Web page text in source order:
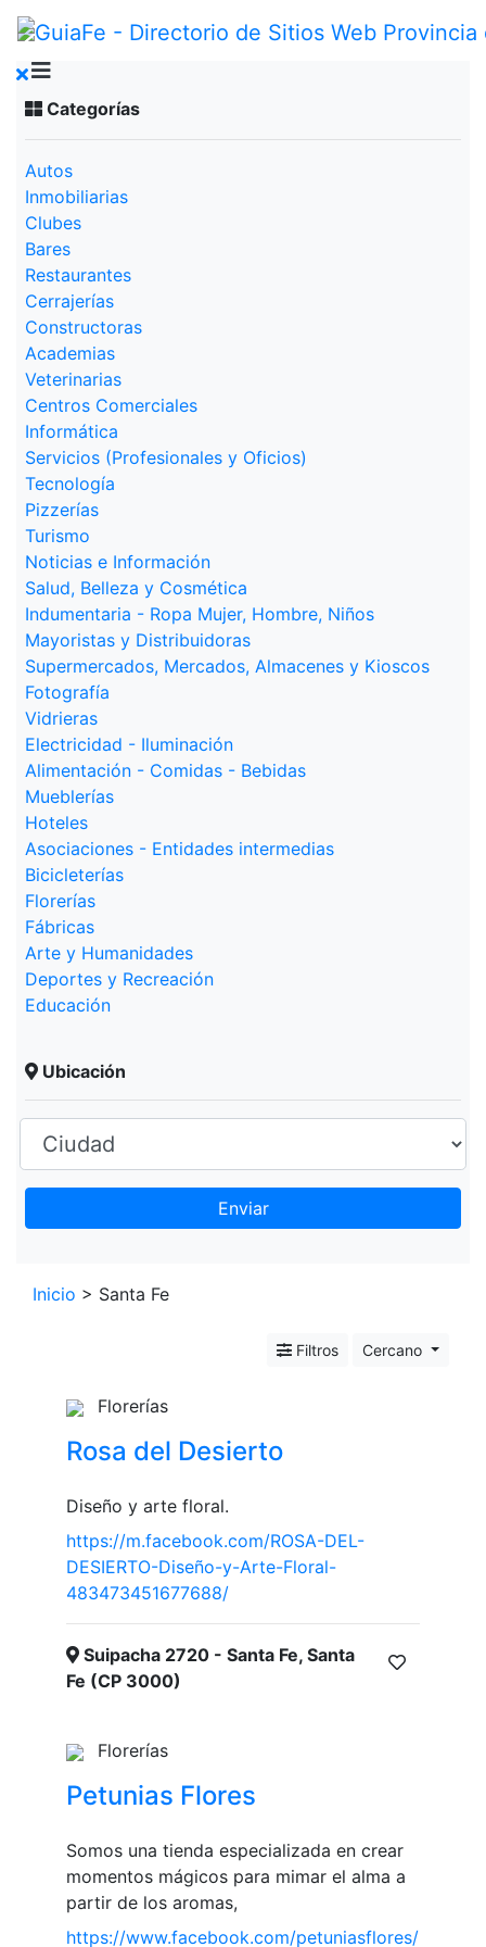
Categorías
Autos
Inmobiliarias
Clubes
Bares
Restaurantes
Cerrajerías
Constructoras
Academias
Veterinarias
Centros Comerciales
Informática
Servicios (Profesionales y Oficios)
Tecnología
Pizzerías
Turismo
Noticias e Información
Salud, Belleza y Cosmética
Indumentaria - Ropa Mujer, Hombre, Niños
Mayoristas y Distribuidoras
Supermercados, Mercados, Almacenes y Kioscos
Fotografía
Vidrieras
Electricidad - Iluminación
Alimentación - Comidas - Bebidas
Mueblerías
Hoteles
Asociaciones - Entidades intermedias
Bicicleterías
Florerías
Fábricas
Arte y Humanidades
Deportes y Recreación
Educación
Ubicación
Enviar
+
Inicio > Santa Fe
Filtros Cercano
Florerías
Rosa del Desierto
Diseño y arte floral.
https://m.facebook.com/ROSA-DEL-
DESIERTO-Diseño-y-Arte-Floral-
483473451677688/
Suipacha 2720 - Santa Fe, Santa
Fe (CP 3000)
Florerías
Petunias Flores
Somos una tienda especializada en crear
momentos mágicos para mimar el alma a
partir de los aromas,
https://www.facebook.com/petuniasflores/